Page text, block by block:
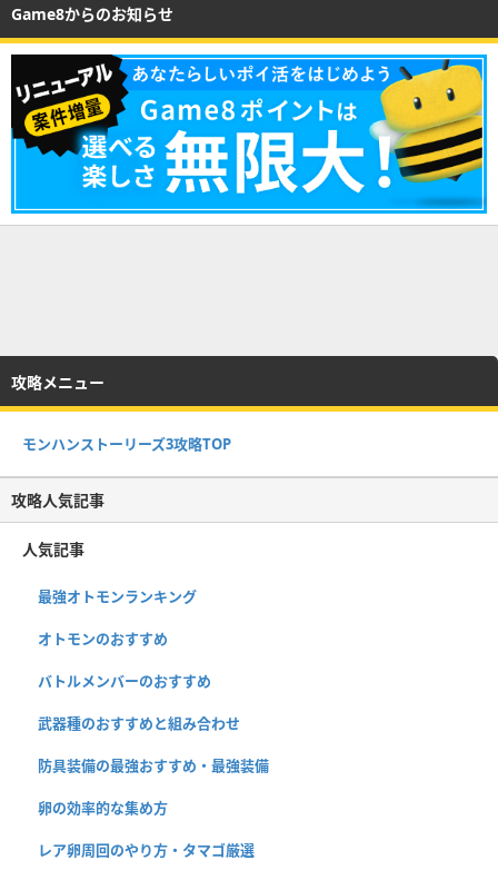
Game8からのお知らせ
攻略メニュー
モンハンストーリーズ3攻略TOP
攻略人気記事
人気記事
最強オトモンランキング
オトモンのおすすめ
バトルメンバーのおすすめ
武器種のおすすめと組み合わせ
防具装備の最強おすすめ・最強装備
卵の効率的な集め方
レア卵周回のやり方・タマゴ厳選